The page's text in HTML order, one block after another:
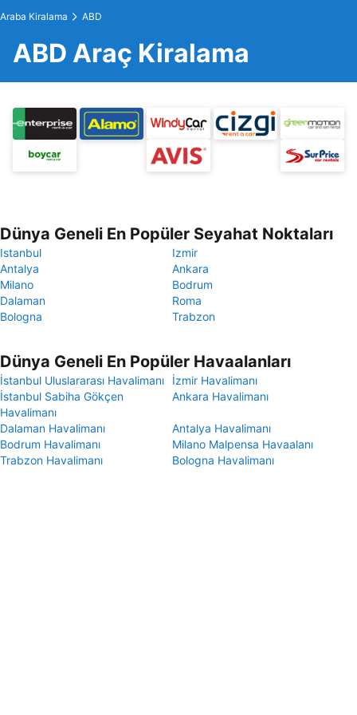
Araba Kiralama ABD
ABD Araç Kiralama
Dünya Geneli En Popüler Seyahat Noktaları
Istanbul
Izmir
Antalya
Ankara
Milano
Bodrum
Dalaman
Roma
Bologna
Trabzon
Dünya Geneli En Popüler Havaalanları
İstanbul Uluslararası Havalimanı
İzmir Havalimanı
İstanbul Sabiha Gökçen
Havalimanı
Ankara Havalimanı
Dalaman Havalimanı
Antalya Havalimanı
Bodrum Havalimanı
Milano Malpensa Havaalanı
Trabzon Havalimanı
Bologna Havalimanı